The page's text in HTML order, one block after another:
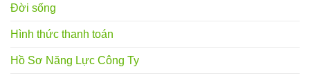
Đời sống
Hình thức thanh toán
Hồ Sơ Năng Lực Công Ty